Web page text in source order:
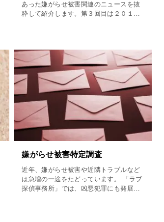
あった嫌がらせ被害関連のニュースを抜
粋して紹介します。第３回目は２０１３
嫌がらせ被害特定調査
近年、嫌がらせ被害や近隣トラブルなど
は急増の一途をたどっています。 「ラブ
探偵事務所」では、凶悪犯罪にも発展し